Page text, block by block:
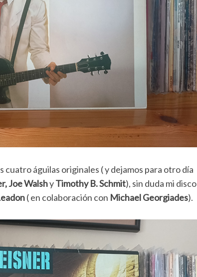
cuatro águilas originales ( y dejamos para otro día
Joe WalshyTimothy B. Schmit), sin duda mi disco
( en colaboración con Michael Georgiades).